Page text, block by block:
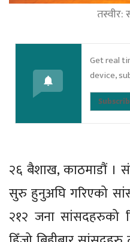
तस्वीर:
Get real
device,
२६ बैशाख, काठमाडौं ।
सुरु हुनुअघि गरिएको
२१२ जना सांसदहरुको